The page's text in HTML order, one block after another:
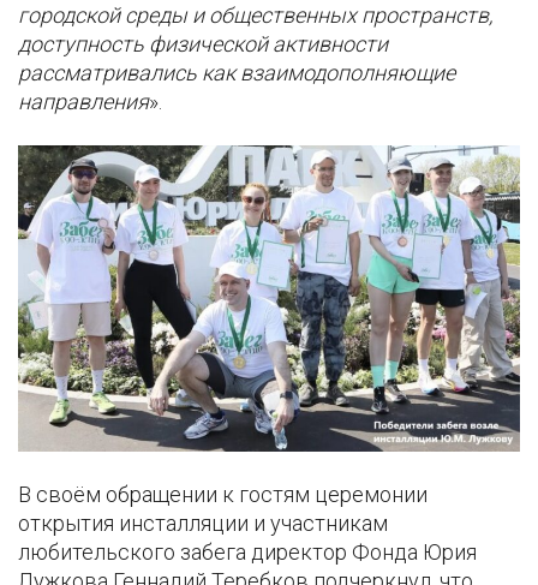
городской среды и общественных пространств,
доступность физической активности
рассматривались как взаимодополняющие
направления».
В своём обращении к гостям церемонии
открытия инсталляции и участникам
любительского забега директор Фонда Юрия